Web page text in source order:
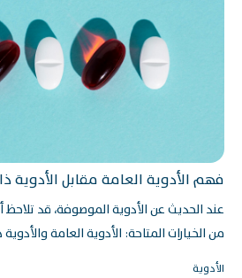
فهم الأدوية العامة مقابل الأدوية
عند الحديث عن الأدوية الموصوفة، قد
من الخيارات المتاحة: الأدوية العامة والأدوية
الأدوية